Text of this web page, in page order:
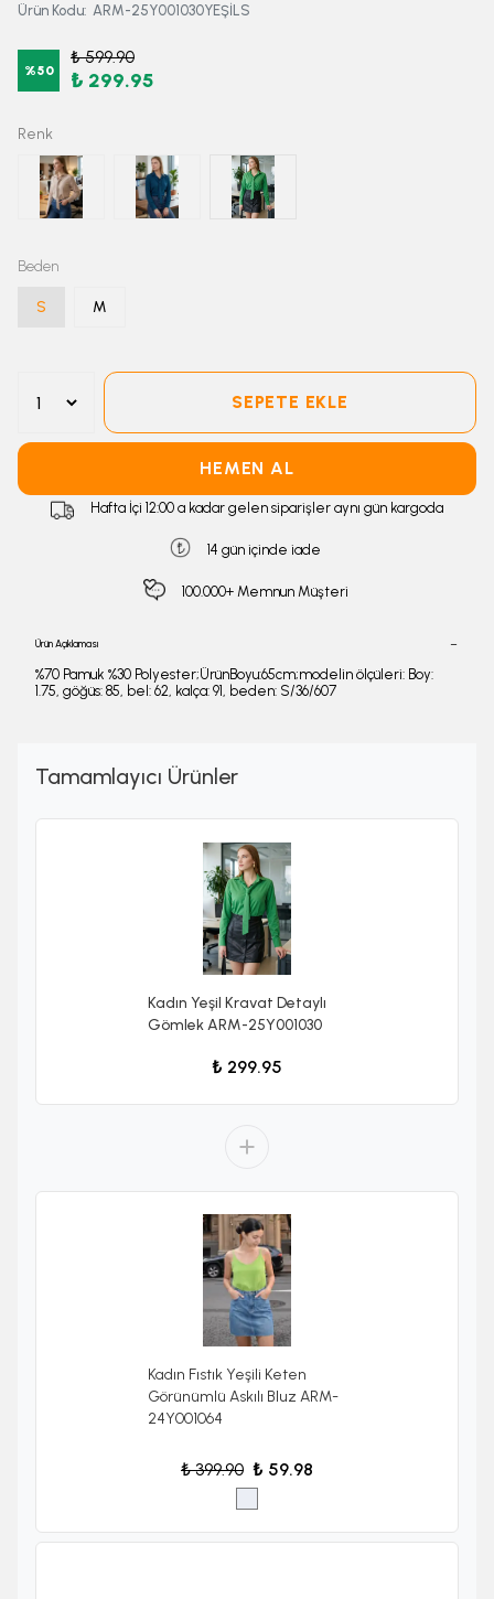
Ürün Kodu: ARM-25Y001030YEŞİLS
%50
₺ 599.90
₺ 299.95
Renk
Beden
S M
SEPETE EKLE
HEMEN AL
Hafta İçi 12:00 a kadar gelen siparişler aynı gün kargoda
14 gün içinde iade
100.000+ Memnun Müşteri
Ürün Açıklaması
%70 Pamuk %30 Polyester;ÜrünBoyu:65cm;modelin ölçüleri: Boy:
1.75, göğüs: 85, bel: 62, kalça: 91, beden: S/36/607
Tamamlayıcı Ürünler
Kadın Yeşil Kravat Detaylı
Gömlek ARM-25Y001030
₺ 299.95
Kadın Fıstık Yeşili Keten
Görünümlü Askılı Bluz ARM-
24Y001064
₺ 399.90 ₺ 59.98